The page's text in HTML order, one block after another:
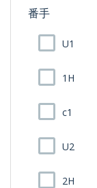
番手
U1
1H
c1
U2
2H